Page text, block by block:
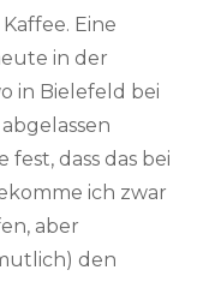
Eine
in der
in Bielefeld bei
dass das bei
ich zwar
aber
den